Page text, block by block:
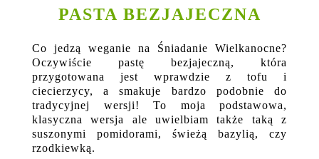
PASTA BEZJAJECZNA
Co jedzą weganie na Śniadanie Wielkanocne?
Oczywiście pastę bezjajeczną, która
przygotowana jest wprawdzie z tofu i
ciecierzycy, a smakuje bardzo podobnie do
tradycyjnej wersji! To moja podstawowa,
klasyczna wersja ale uwielbiam także taką z
suszonymi pomidorami, świeżą bazylią, czy
rzodkiewką.